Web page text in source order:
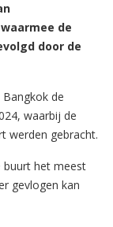
de
door de
de
waarbij de
werden gebracht.
buurt het meest
gevlogen kan